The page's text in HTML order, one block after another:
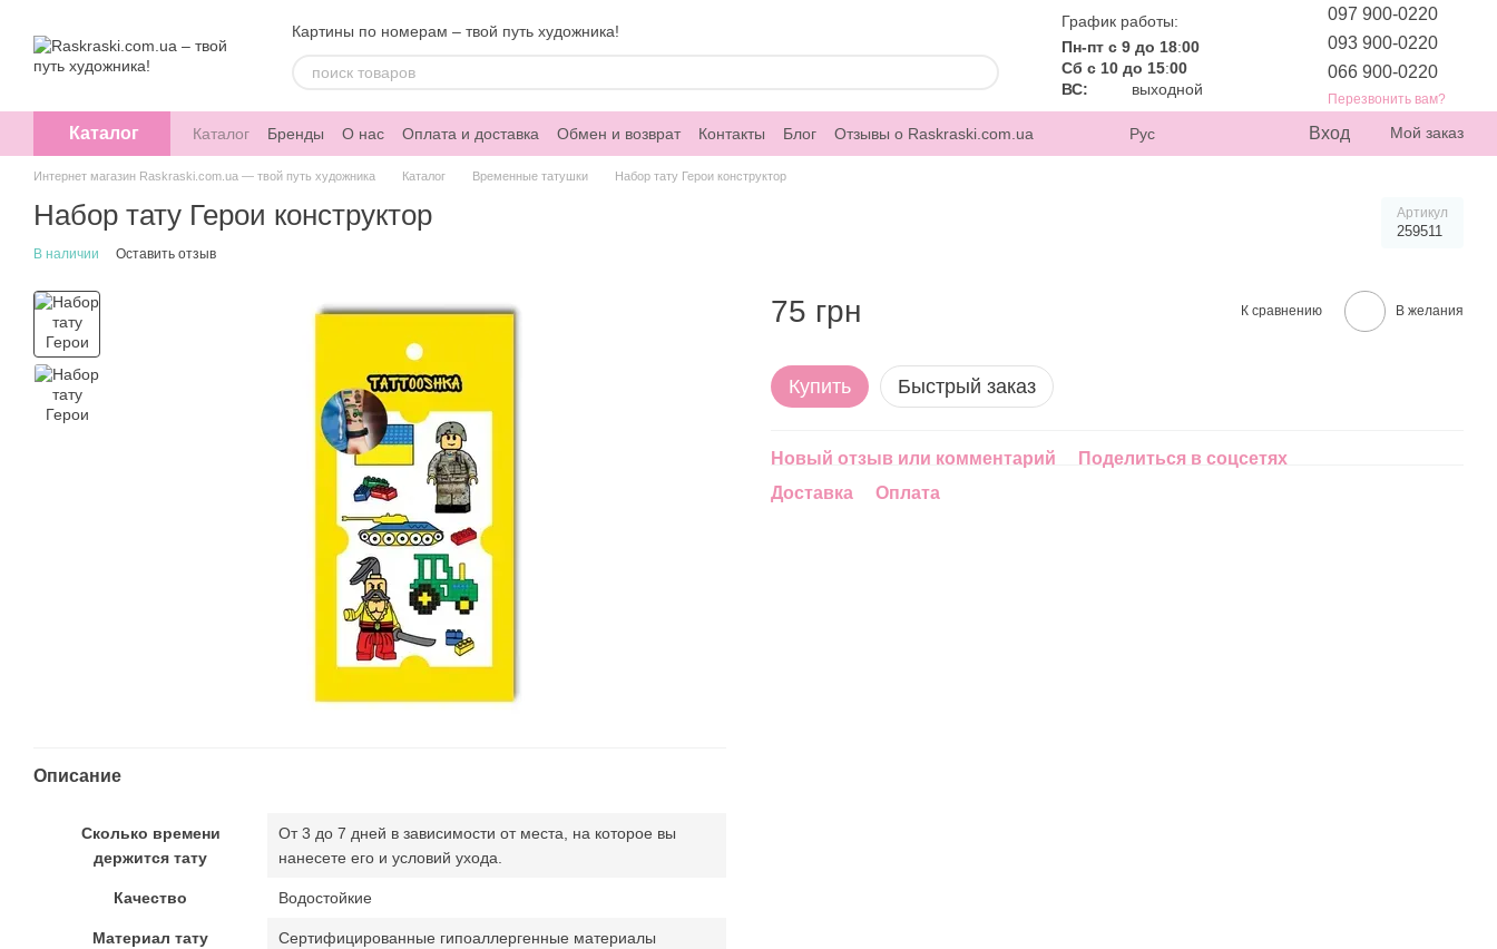
Картины по номерам – твой путь художника!
График работы:
Пн-пт с 9 до 18:00
Сб с 10 до 15:00
ВС:
выходной
097 900-0220
093 900-0220
066 900-0220
Перезвонить вам?
Каталог Каталог Бренды О нас Оплата и доставка Обмен и возврат Контакты Блог Отзывы о Raskraski.com.ua Рус Вход Мой заказ
Интернет магазин Raskraski.com.ua — твой путь художника Каталог Временные татушки Набор тату Герои конструктор
Набор тату Герои конструктор Артикул
259511
В наличии Оставить отзыв
Описание
Сколько времени
держится тату
От 3 до 7 дней в зависимости от места, на которое вы
нанесете его и условий ухода.
Качество Водостойкие
Материал тату Сертифицированные гипоаллергенные материалы
75 грн К сравнению В желания
Купить Быстрый заказ
Новый отзыв или комментарий
Поделиться в соцсетях
Доставка
Оплата